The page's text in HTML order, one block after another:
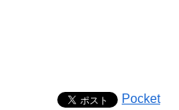
Pocket